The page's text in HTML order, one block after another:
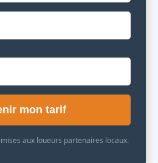
mon tarif
aux loueurs partenaires locaux.